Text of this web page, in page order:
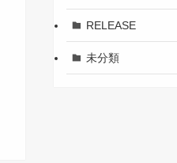
RELEASE
未分類